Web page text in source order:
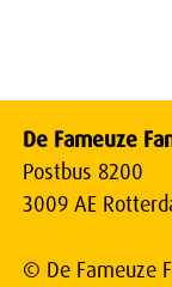
De Fameuze
Postbus 8200
3009 AE
© De Fameuze